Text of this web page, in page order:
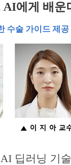
AI에게 배운
수술 가이드 제공
딥러닝 기